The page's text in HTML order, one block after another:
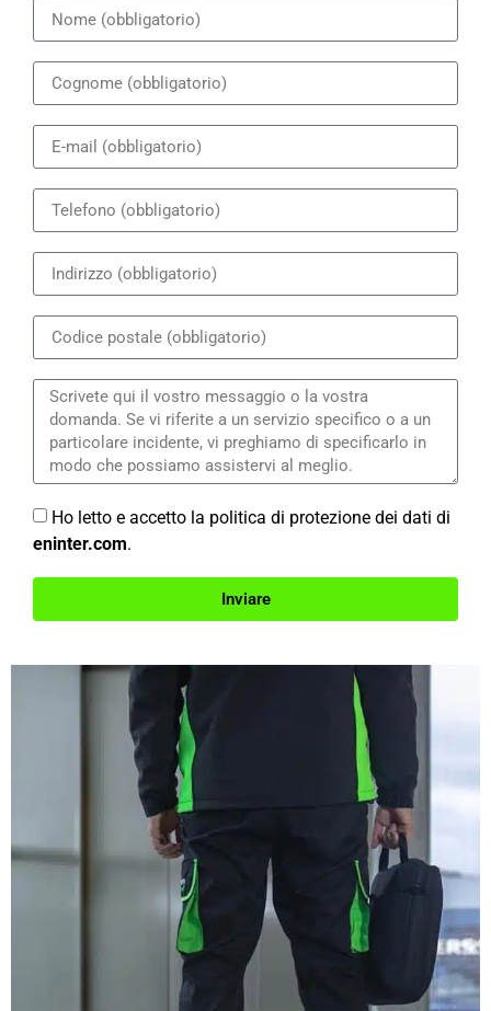
Ho letto e accetto la politica di protezione dei dati di
eninter.com.
Inviare